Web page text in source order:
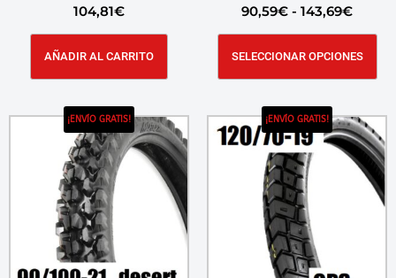
104,81€
AÑADIR AL CARRITO
90,59€ - 143,69€
SELECCIONAR OPCIONES
¡ENVÍO GRATIS! ¡ENVÍO GRATIS!